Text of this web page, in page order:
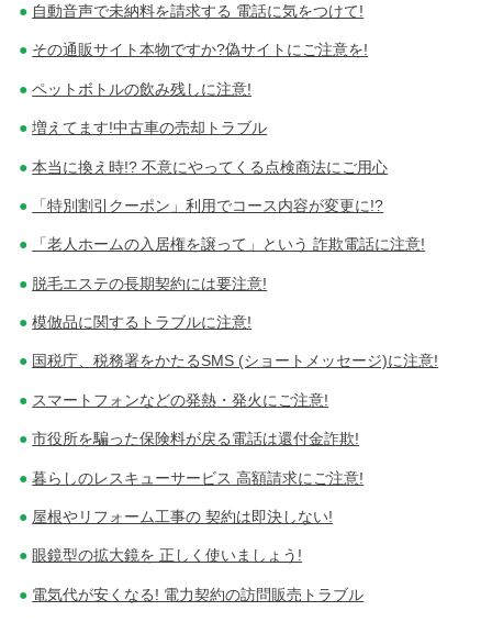
自動音声で未納料を請求する 電話に気をつけて!
その通販サイト本物ですか?偽サイトにご注意を!
ペットボトルの飲み残しに注意!
増えてます!中古車の売却トラブル
本当に換え時!? 不意にやってくる点検商法にご用心
「特別割引クーポン」利用でコース内容が変更に!?
「老人ホームの入居権を譲って」という 詐欺電話に注意!
脱毛エステの長期契約には要注意!
模倣品に関するトラブルに注意!
国税庁、税務署をかたるSMS (ショートメッセージ)に注意!
スマートフォンなどの発熱・発火にご注意!
市役所を騙った保険料が戻る電話は還付金詐欺!
暮らしのレスキューサービス 高額請求にご注意!
屋根やリフォーム工事の 契約は即決しない!
眼鏡型の拡大鏡を 正しく使いましょう!
電気代が安くなる! 電力契約の訪問販売トラブル